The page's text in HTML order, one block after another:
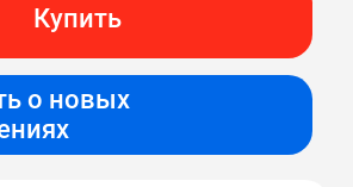
Купить
о новых